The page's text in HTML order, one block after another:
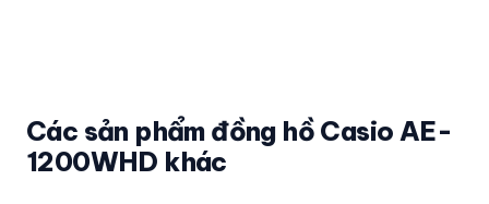
Các sản phẩm đồng hồ Casio AE-
1200WHD khác